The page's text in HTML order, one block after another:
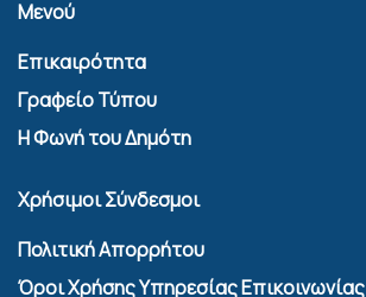
Μενού
Επικαιρότητα
Γραφείο Τύπου
Η Φωνή του Δημότη
Χρήσιμοι Σύνδεσμοι
Πολιτική Απορρήτου
Όροι Χρήσης Υπηρεσίας Επικοινωνίας